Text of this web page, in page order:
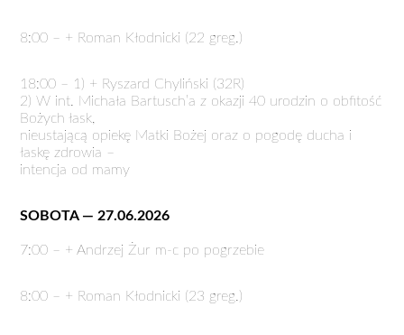
8:00 – + Roman Kłodnicki (22 greg.)
18:00 – 1) + Ryszard Chyliński (32R)
2) W int. Michała Bartusch’a z okazji 40 urodzin o obfitość
Bożych łask,
nieustającą opiekę Matki Bożej oraz o pogodę ducha i
łaskę zdrowia –
intencja od mamy
SOBOTA — 27.06.2026
7:00 – + Andrzej Żur m-c po pogrzebie
8:00 – + Roman Kłodnicki (23 greg.)